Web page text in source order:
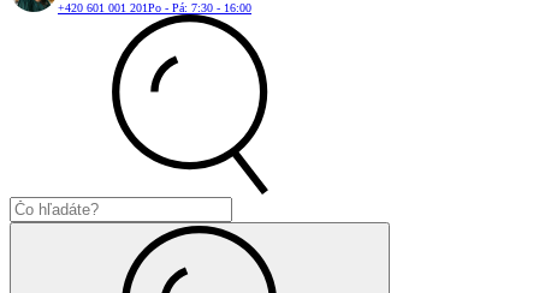
+420 601 001 201Po - Pá: 7:30 - 16:00